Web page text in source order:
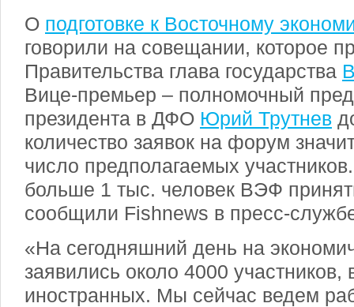
О подготовке к Восточному
говорили на совещании, которое
Правительства глава государства
Вице-премьер – полномочный
президента в ДФО Юрий Трутнев
количество заявок на форум
число предполагаемых
больше 1 тыс. человек ВЭФ
сообщили Fishnews в пресс-
«На сегодняшний день на
заявились около 4000
иностранных. Мы сейчас ведем